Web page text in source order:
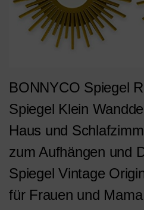
BONNYCO Spiegel
Spiegel Klein
Haus und
zum Aufhängen und
Spiegel Vintage
für Frauen und Mama